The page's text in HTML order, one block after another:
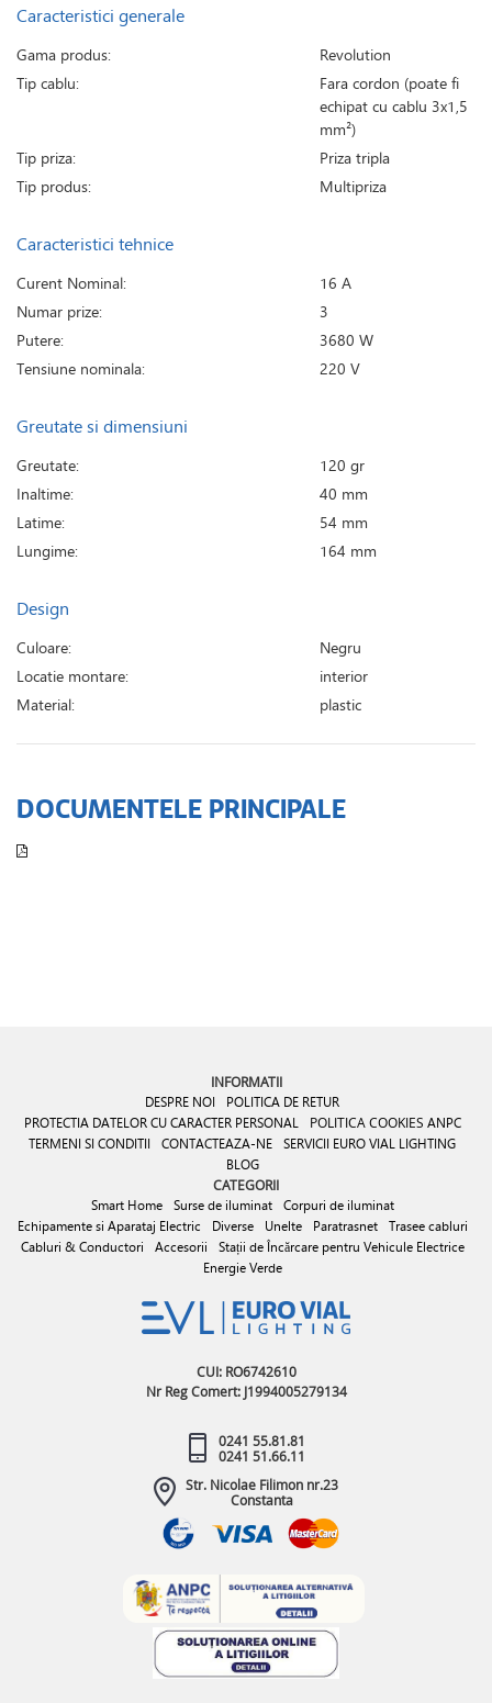
Caracteristici generale
Gama produs:
Revolution
Tip cablu:
Fara cordon (poate fi
echipat cu cablu 3x1,5
mm²)
Tip priza:
Priza tripla
Tip produs:
Multipriza
Caracteristici tehnice
Curent Nominal:
16 A
Numar prize:
3
Putere:
3680 W
Tensiune nominala:
220 V
Greutate si dimensiuni
Greutate:
120 gr
Inaltime:
40 mm
Latime:
54 mm
Lungime:
164 mm
Design
Culoare:
Negru
Locatie montare:
interior
Material:
plastic
DOCUMENTELE PRINCIPALE
INFORMATII
DESPRE NOI
POLITICA DE RETUR
PROTECTIA DATELOR CU CARACTER PERSONAL
POLITICA COOKIES ANPC
TERMENI SI CONDITII
CONTACTEAZA-NE SERVICII EURO VIAL LIGHTING
BLOG
CATEGORII
Smart Home Surse de iluminat
Corpuri de iluminat
Echipamente si Aparataj Electric
Diverse Unelte Paratrasnet
Trasee cabluri
Cabluri & Conductori
Accesorii
Stații de Încărcare pentru Vehicule Electrice
Energie Verde
CUI: RO6742610
Nr Reg Comert: J1994005279134
0241 55.81.81
0241 51.66.11
Str. Nicolae Filimon nr.23
Constanta